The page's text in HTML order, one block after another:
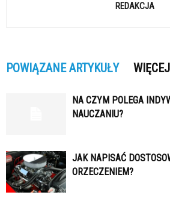
REDAKCJA
POWIĄZANE ARTYKUŁY
NA CZYM POLEGA
NAUCZANIU?
JAK NAPISAĆ
ORZECZENIEM?